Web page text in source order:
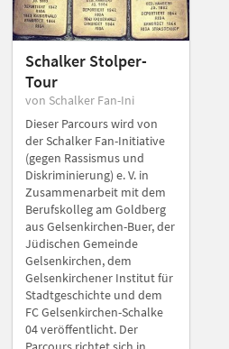
Schalker Stolper-
Tour
von Schalker Fan-Ini
Dieser Parcours wird von
der Schalker Fan-Initiative
(gegen Rassismus und
Diskriminierung) e. V. in
Zusammenarbeit mit dem
Berufskolleg am Goldberg
aus Gelsenkirchen-Buer, der
Jüdischen Gemeinde
Gelsenkirchen, dem
Gelsenkirchener Institut für
Stadtgeschichte und dem
FC Gelsenkirchen-Schalke
04 veröffentlicht. Der